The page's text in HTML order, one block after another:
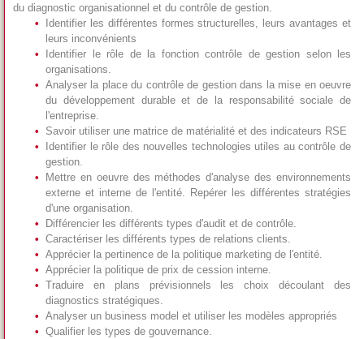
du diagnostic organisationnel et du contrôle de gestion.
Identifier les différentes formes structurelles, leurs avantages et
leurs inconvénients
Identifier le rôle de la fonction contrôle de gestion selon les
organisations.
Analyser la place du contrôle de gestion dans la mise en oeuvre
du développement durable et de la responsabilité sociale de
l'entreprise.
Savoir utiliser une matrice de matérialité et des indicateurs RSE
Identifier le rôle des nouvelles technologies utiles au contrôle de
gestion.
Mettre en oeuvre des méthodes d'analyse des environnements
externe et interne de l'entité. Repérer les différentes stratégies
d'une organisation.
Différencier les différents types d'audit et de contrôle.
Caractériser les différents types de relations clients.
Apprécier la pertinence de la politique marketing de l'entité.
Apprécier la politique de prix de cession interne.
Traduire en plans prévisionnels les choix découlant des
diagnostics stratégiques.
Analyser un business model et utiliser les modèles appropriés
Qualifier les types de gouvernance.